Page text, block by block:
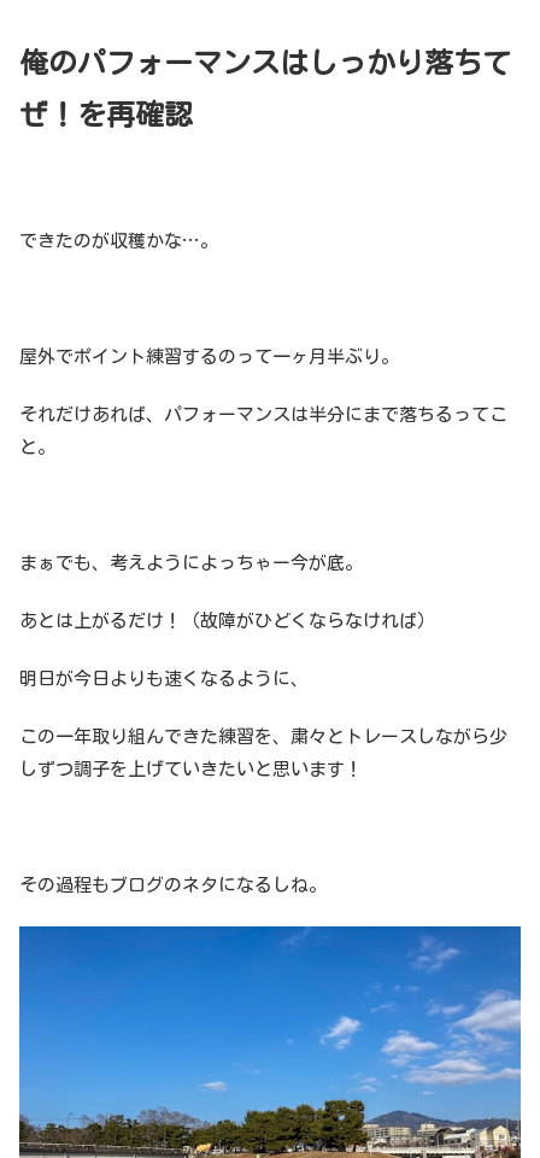
俺のパフォーマンスはしっかり落ちて
ぜ！を再確認
できたのが収穫かな…。
屋外でポイント練習するのって一ヶ月半ぶり。
それだけあれば、パフォーマンスは半分にまで落ちるってこ
と。
まぁでも、考えようによっちゃー今が底。
あとは上がるだけ！（故障がひどくならなければ）
明日が今日よりも速くなるように、
この一年取り組んできた練習を、粛々とトレースしながら少
しずつ調子を上げていきたいと思います！
その過程もブログのネタになるしね。